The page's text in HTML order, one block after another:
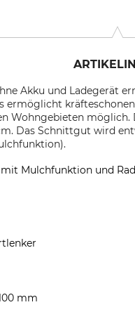
Akku und Ladegerät
ermöglicht
Wohngebieten
Das Schnittgut wird
Mulchfunktion und
mm